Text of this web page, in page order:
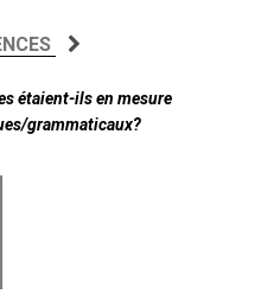
étaient-ils en mesure
grammaticaux?